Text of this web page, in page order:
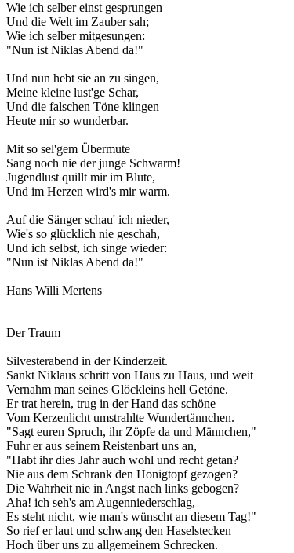
Wie ich selber einst gesprungen
Und die Welt im Zauber sah;
Wie ich selber mitgesungen:
"Nun ist Niklas Abend da!"
Und nun hebt sie an zu singen,
Meine kleine lust'ge Schar,
Und die falschen Töne klingen
Heute mir so wunderbar.
Mit so sel'gem Übermute
Sang noch nie der junge Schwarm!
Jugendlust quillt mir im Blute,
Und im Herzen wird's mir warm.
Auf die Sänger schau' ich nieder,
Wie's so glücklich nie geschah,
Und ich selbst, ich singe wieder:
"Nun ist Niklas Abend da!"
Hans Willi Mertens
Der Traum
Silvesterabend in der Kinderzeit.
Sankt Niklaus schritt von Haus zu Haus, und weit
Vernahm man seines Glöckleins hell Getöne.
Er trat herein, trug in der Hand das schöne
Vom Kerzenlicht umstrahlte Wundertännchen.
"Sagt euren Spruch, ihr Zöpfe da und Männchen,"
Fuhr er aus seinem Reistenbart uns an,
"Habt ihr dies Jahr auch wohl und recht getan?
Nie aus dem Schrank den Honigtopf gezogen?
Die Wahrheit nie in Angst nach links gebogen?
Aha! ich seh's am Augenniederschlag,
Es steht nicht, wie man's wünscht an diesem Tag!"
So rief er laut und schwang den Haselstecken
Hoch über uns zu allgemeinem Schrecken.